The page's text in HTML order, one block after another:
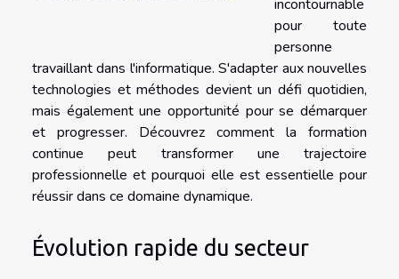
incontournable
pour toute
personne
travaillant dans l'informatique. S'adapter aux nouvelles
technologies et méthodes devient un défi quotidien,
mais également une opportunité pour se démarquer
et progresser. Découvrez comment la formation
continue peut transformer une trajectoire
professionnelle et pourquoi elle est essentielle pour
réussir dans ce domaine dynamique.
Évolution rapide du secteur